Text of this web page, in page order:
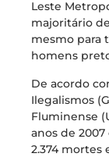
Leste
majoritário
mesmo para
homens
De acordo
Ilegalismos
Fluminense
anos de 2007
2.374 mortes